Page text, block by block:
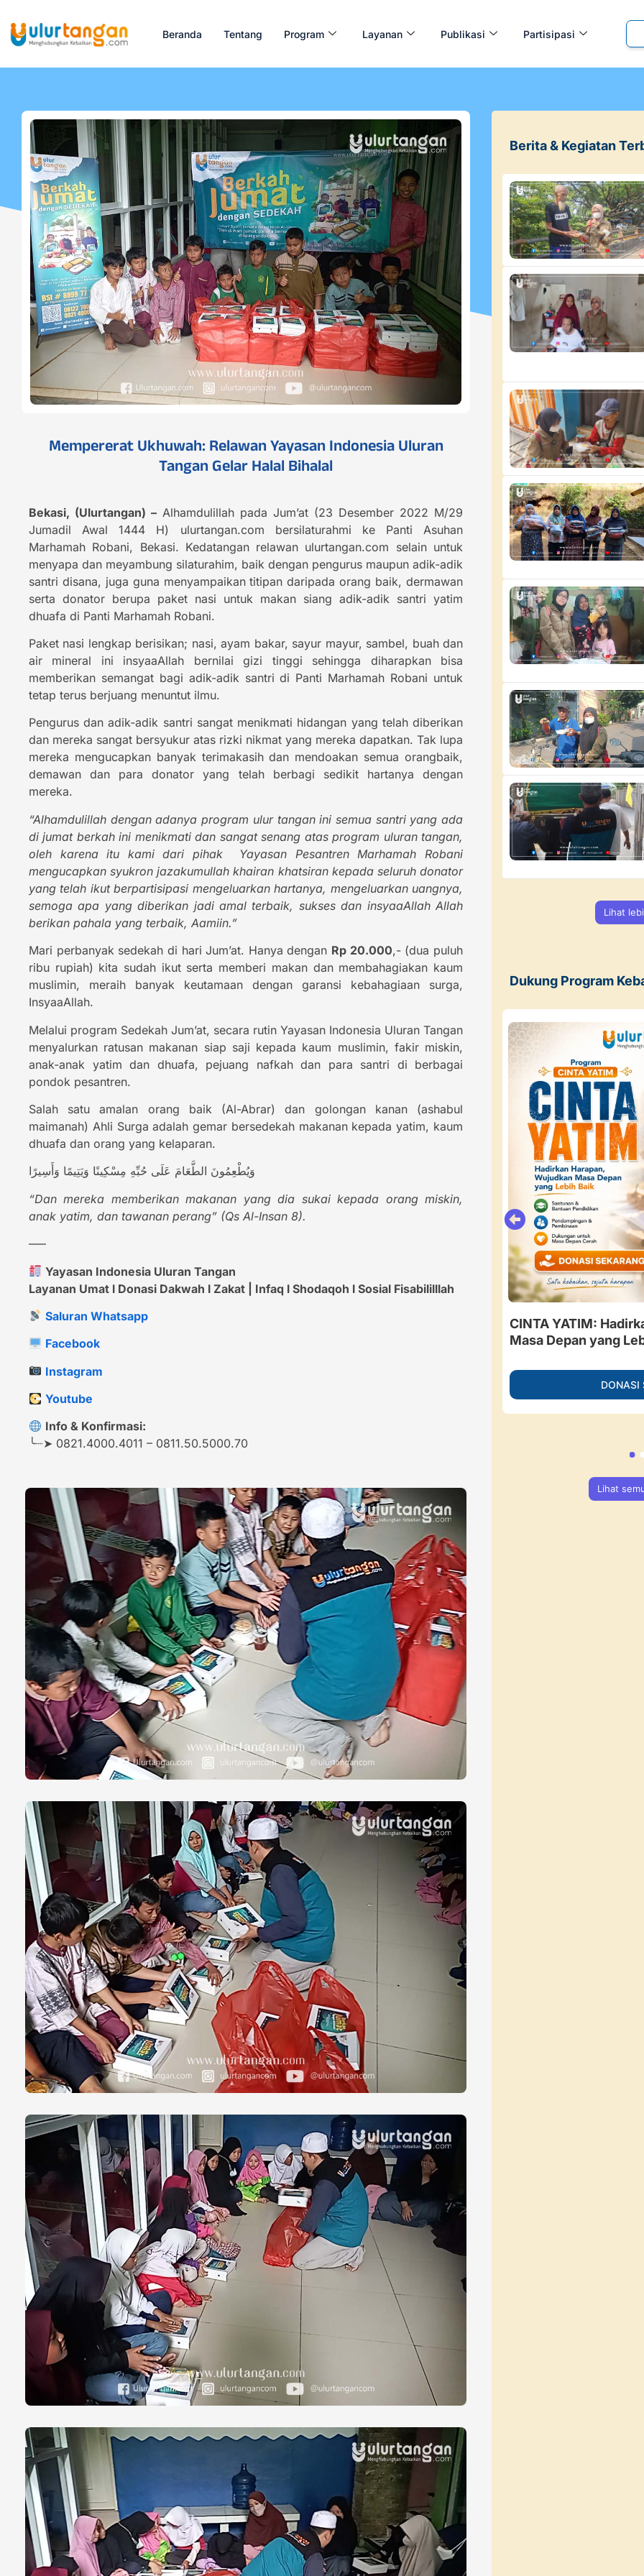
Beranda Tentang Program Layanan Publikasi Partisipasi
Mempererat Ukhuwah: Relawan Yayasan Indonesia Uluran
Tangan Gelar Halal Bihalal
Bekasi, (Ulurtangan) – Alhamdulillah pada Jum’at (23 Desember 2022 M/29
Jumadil Awal 1444 H) ulurtangan.com bersilaturahmi ke Panti Asuhan
Marhamah Robani, Bekasi. Kedatangan relawan ulurtangan.com selain untuk
menyapa dan meyambung silaturahim, baik dengan pengurus maupun adik-adik
santri disana, juga guna menyampaikan titipan daripada orang baik, dermawan
serta donator berupa paket nasi untuk makan siang adik-adik santri yatim
dhuafa di Panti Marhamah Robani.
Paket nasi lengkap berisikan; nasi, ayam bakar, sayur mayur, sambel, buah dan
air mineral ini insyaaAllah bernilai gizi tinggi sehingga diharapkan bisa
memberikan semangat bagi adik-adik santri di Panti Marhamah Robani untuk
tetap terus berjuang menuntut ilmu.
Pengurus dan adik-adik santri sangat menikmati hidangan yang telah diberikan
dan mereka sangat bersyukur atas rizki nikmat yang mereka dapatkan. Tak lupa
mereka mengucapkan banyak terimakasih dan mendoakan semua orangbaik,
demawan dan para donator yang telah berbagi sedikit hartanya dengan
mereka.
“Alhamdulillah dengan adanya program ulur tangan ini semua santri yang ada
di jumat berkah ini menikmati dan sangat senang atas program uluran tangan,
oleh karena itu kami dari pihak Yayasan Pesantren Marhamah Robani
mengucapkan syukron jazakumullah khairan khatsiran kepada seluruh donator
yang telah ikut berpartisipasi mengeluarkan hartanya, mengeluarkan uangnya,
semoga apa yang diberikan jadi amal terbaik, sukses dan insyaaAllah Allah
berikan pahala yang terbaik, Aamiin.”
Mari perbanyak sedekah di hari Jum’at. Hanya dengan Rp 20.000,- (dua puluh
ribu rupiah) kita sudah ikut serta memberi makan dan membahagiakan kaum
muslimin, meraih banyak keutamaan dengan garansi kebahagiaan surga,
InsyaaAllah.
Melalui program Sedekah Jum’at, secara rutin Yayasan Indonesia Uluran Tangan
menyalurkan ratusan makanan siap saji kepada kaum muslimin, fakir miskin,
anak-anak yatim dan dhuafa, pejuang nafkah dan para santri di berbagai
pondok pesantren.
Salah satu amalan orang baik (Al-Abrar) dan golongan kanan (ashabul
maimanah) Ahli Surga adalah gemar bersedekah makanan kepada yatim, kaum
dhuafa dan orang yang kelaparan.
وَيُطْعِمُونَ الطَّعَامَ عَلَى حُبِّهِ مِسْكِينًا وَيَتِيمًا وَأَسِيرًا
“Dan mereka memberikan makanan yang dia sukai kepada orang miskin,
anak yatim, dan tawanan perang” (Qs Al-Insan 8).
—–
Yayasan Indonesia Uluran Tangan
Layanan Umat l Donasi Dakwah l Zakat | Infaq l Shodaqoh l Sosial Fisabililllah
Saluran Whatsapp
Facebook
Instagram
Youtube
Info & Konfirmasi:
╰┈➤ 0821.4000.4011 – 0811.50.5000.70
Berita & Kegiatan
Lihat
Dukung Program
CINTA YATIM:
Masa Depan yang
DONASI
Lihat